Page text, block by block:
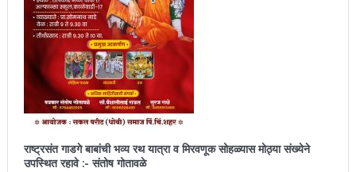
राष्ट्रसंत गाडगे बाबांची भव्य रथ यात्रा व मिरवणूक सोहळ्यास मोठ्या संख्येने
उपस्थित रहावे :- संतोष गोतावळे